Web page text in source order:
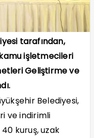
tarafından,
işletmecileri
Geliştirme ve
Belediyesi,
ve indirimli
kuruş, uzak